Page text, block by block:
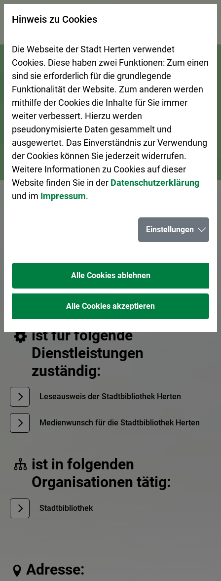
Zur Startseite (Schnelltaste 0)
Zum Seitenanfang springen (Schnelltaste A)
Zur Navigation/Menü springen (Schnelltaste M)
Zur Suche springen (Schnelltaste 8)
Zum Inhalt springen (Schnelltaste I)
Zum Fußbereich springen (Schnelltaste Z)
Bürgerservice Ansprechpersonen A–Z
Vorlesen
Stadtbibliothek
Informationstheke
ist für folgende
Dienstleistungen
zuständig:
Leseausweis der Stadtbibliothek Herten
Medienwunsch für die Stadtbibliothek Herten
ist in folgenden
Organisationen tätig:
Stadtbibliothek
Adresse:
Suchseite mit Schnellsuche
Hinweis zu Cookies
Die Webseite der Stadt Herten verwendet
Cookies. Diese haben zwei Funktionen: Zum einen
sind sie erforderlich für die grundlegende
Funktionalität der Website. Zum anderen werden
mithilfe der Cookies die Inhalte für Sie immer
weiter verbessert. Hierzu werden
pseudonymisierte Daten gesammelt und
ausgewertet. Das Einverständnis zur Verwendung
der Cookies können Sie jederzeit widerrufen.
Weitere Informationen zu Cookies auf dieser
Website finden Sie in der Datenschutzerklärung
und im Impressum.
Einstellungen
Alle Cookies ablehnen
Alle Cookies akzeptieren